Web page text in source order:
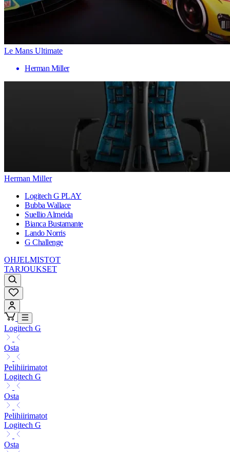
Le Mans Ultimate
Herman Miller
Herman Miller
Logitech G PLAY
Bubba Wallace
Suellio Almeida
Bianca Bustamante
Lando Norris
G Challenge
OHJELMISTOT
TARJOUKSET
Logitech G
Osta
Pelihiirimatot
Logitech G
Osta
Pelihiirimatot
Logitech G
Osta